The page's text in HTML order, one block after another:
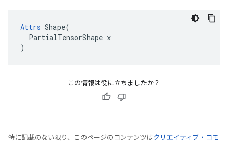
Attrs Shape(
  PartialTensorShape x
)
この情報は役に立ちましたか？
特に記載のない限り、このページのコンテンツはクリエイティブ・コモ